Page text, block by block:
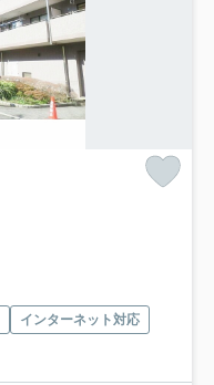
インターネット対応